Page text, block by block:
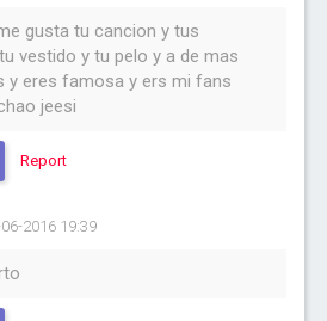
gusta tu cancion y tus
vestido y tu pelo y a de mas
y eres famosa y ers mi fans
jeesi
Report
2016 19:39